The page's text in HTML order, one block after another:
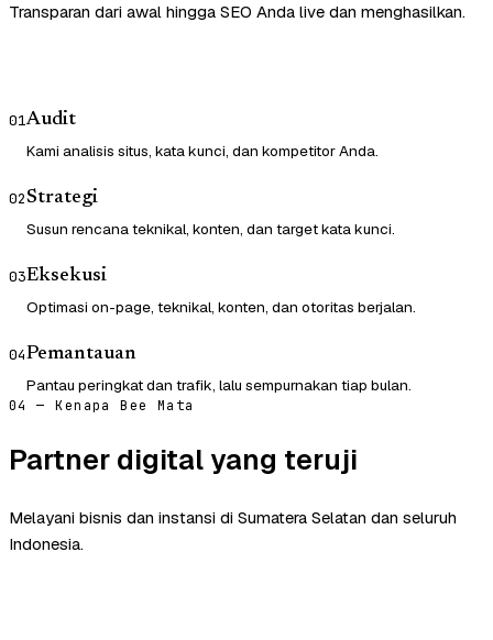
Transparan dari awal hingga SEO Anda live dan menghasilkan.
01Audit
Kami analisis situs, kata kunci, dan kompetitor Anda.
02Strategi
Susun rencana teknikal, konten, dan target kata kunci.
03Eksekusi
Optimasi on-page, teknikal, konten, dan otoritas berjalan.
04Pemantauan
Pantau peringkat dan trafik, lalu sempurnakan tiap bulan.
04 — Kenapa Bee Mata
Partner digital yang teruji
Melayani bisnis dan instansi di Sumatera Selatan dan seluruh
Indonesia.